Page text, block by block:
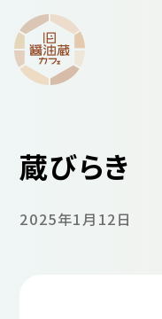
蔵びらき
2025年1月12日